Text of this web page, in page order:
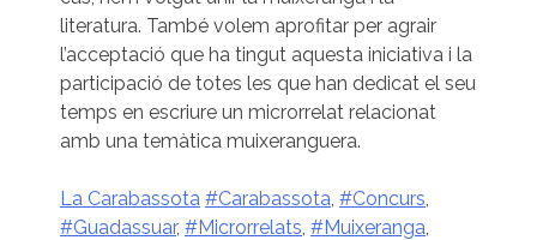
literatura. També volem aprofitar per agrair
l’acceptació que ha tingut aquesta iniciativa i la
participació de totes les que han dedicat el seu
temps en escriure un microrrelat relacionat
amb una temàtica muixeranguera.
La Carabassota #Carabassota, #Concurs,
#Guadassuar, #Microrrelats, #Muixeranga,